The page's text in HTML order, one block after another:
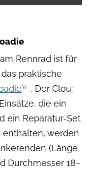
Rennrad ist für
praktische
. Der Clou:
die ein
ein Reparatur-Set
werden
(Länge
Durchmesser 18–